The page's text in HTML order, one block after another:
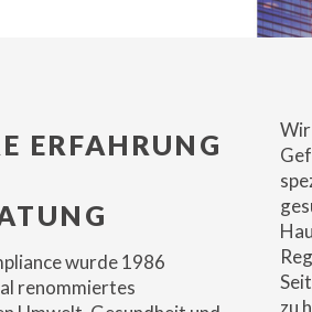
ERFAHRUNG
wurde 1986
renommiertes
Wir
zu